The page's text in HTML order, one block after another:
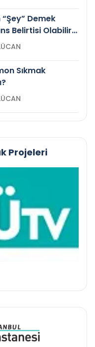
Demek
Belirtisi Olabilir
Sıkmak
Projeleri